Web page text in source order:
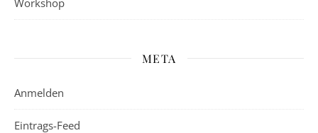
META
Anmelden
Eintrags-Feed